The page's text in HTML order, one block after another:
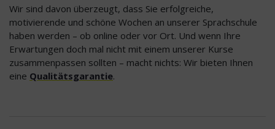
Wir sind davon überzeugt, dass Sie erfolgreiche,
motivierende und schöne Wochen an unserer Sprachschule
haben werden – ob online oder vor Ort. Und wenn Ihre
Erwartungen doch mal nicht mit einem unserer Kurse
zusammenpassen sollten – macht nichts: Wir bieten Ihnen
eine Qualitätsgarantie.